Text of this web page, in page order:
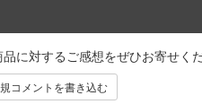
に対するご感想をぜひお寄せくだ
コメントを書き込む